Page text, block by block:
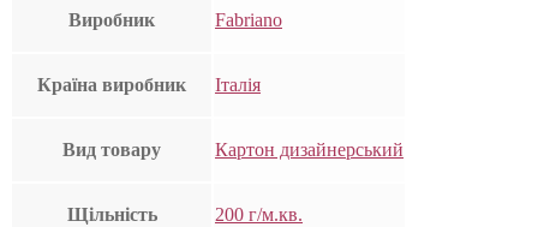
Виробник Fabriano
Країна виробник Італія
Вид товару Картон дизайнерський
Щільність 200 г/м.кв.